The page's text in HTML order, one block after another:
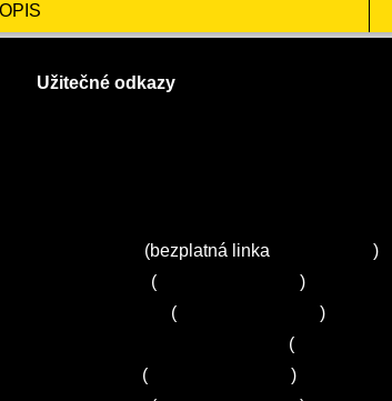
Užitečné odkazy
(bezplatná linka
)
(
)
(
)
(
(
)